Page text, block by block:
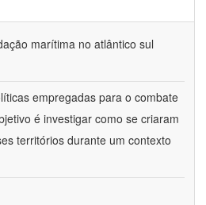
marítima no atlântico sul
empregadas para o combate
é investigar como se criaram
territórios durante um contexto